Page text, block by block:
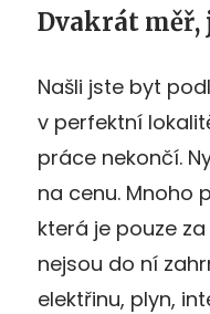
Dvakrát měř,
Našli jste byt
v perfektní
práce nekončí.
na cenu. Mnoho
která je pouze
nejsou do ní
elektřinu, plyn,